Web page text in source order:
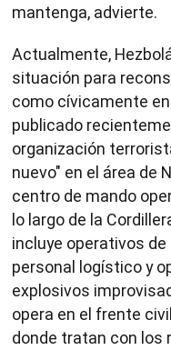
mantenga, advierte.
Actualmente,
situación para
como cívicamente
publicado
organización
nuevo" en el área de
centro de mando
lo largo de la
incluye operativos
personal logístico y
explosivos
opera en el frente
donde tratan con los